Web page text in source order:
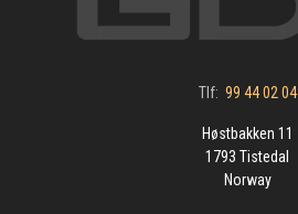
Tlf: 99 44 02 04
Høstbakken 11
1793 Tistedal
Norway